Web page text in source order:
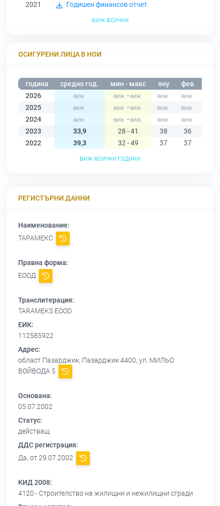
2021
Годишен финансов отчет
виж всички
ОСИГУРЕНИ ЛИЦА В НОИ
година средно год. мин - макс яну фев
2026
-
2025
-
2024
-
2023
33,9 28 - 41 38 36
2022
39,3 32 - 49 37 37
виж всички години
РЕГИСТЪРНИ ДАННИ
Наименование:
ТАРАМЕКС
Правна форма:
ЕООД
Транслитерация:
TARAMEKS EOOD
ЕИК:
112585922
Адрес:
област Пазарджик, Пазарджик 4400, ул. МИЛЬО
ВОЙВОДА 5
Основана:
05.07.2002
Статус:
действащ
ДДС регистрация:
Да, от 29.07.2002
КИД 2008:
4120 - Строителство на жилищни и нежилищни сгради